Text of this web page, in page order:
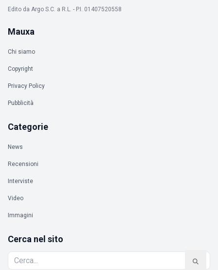
Edito da Argo S.C. a R.L. - P.I. 01407520558
Mauxa
Chi siamo
Copyright
Privacy Policy
Pubblicità
Categorie
News
Recensioni
Interviste
Video
Immagini
Cerca nel sito